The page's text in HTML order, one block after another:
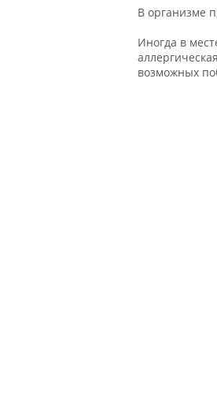
В организме
Иногда в
возможных